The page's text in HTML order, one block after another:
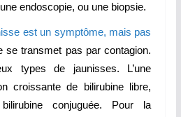
endoscopie, ou une biopsie.
est un symptôme, mais pas
se transmet pas par contagion.
types de jaunisses. L’une
croissante de bilirubine libre,
bilirubine conjuguée. Pour la